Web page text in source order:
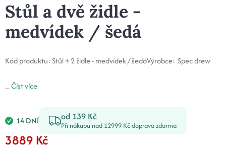
Stůl a dvě židle -
medvídek / šedá
Kód produktu: Stůl + 2 židle - medvídek / šedáVýrobce: Spec drew
...Číst více
14 DNÍ od 139 Kč
Při nákupu nad 12999 Kč doprava zdarma
3889 Kč